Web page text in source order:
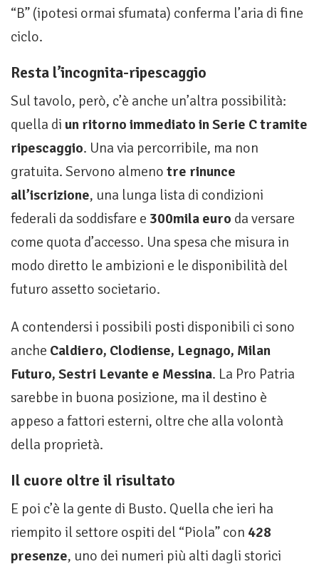
“B” (ipotesi ormai sfumata) conferma l’aria di fine
ciclo.
Resta l’incognita-ripescaggio
Sul tavolo, però, c’è anche un’altra possibilità:
quella di un ritorno immediato in Serie C tramite
ripescaggio. Una via percorribile, ma non
gratuita. Servono almeno tre rinunce
all’iscrizione, una lunga lista di condizioni
federali da soddisfare e 300mila euro da versare
come quota d’accesso. Una spesa che misura in
modo diretto le ambizioni e le disponibilità del
futuro assetto societario.
A contendersi i possibili posti disponibili ci sono
anche Caldiero, Clodiense, Legnago, Milan
Futuro, Sestri Levante e Messina. La Pro Patria
sarebbe in buona posizione, ma il destino è
appeso a fattori esterni, oltre che alla volontà
della proprietà.
Il cuore oltre il risultato
E poi c’è la gente di Busto. Quella che ieri ha
riempito il settore ospiti del “Piola” con 428
presenze, uno dei numeri più alti dagli storici